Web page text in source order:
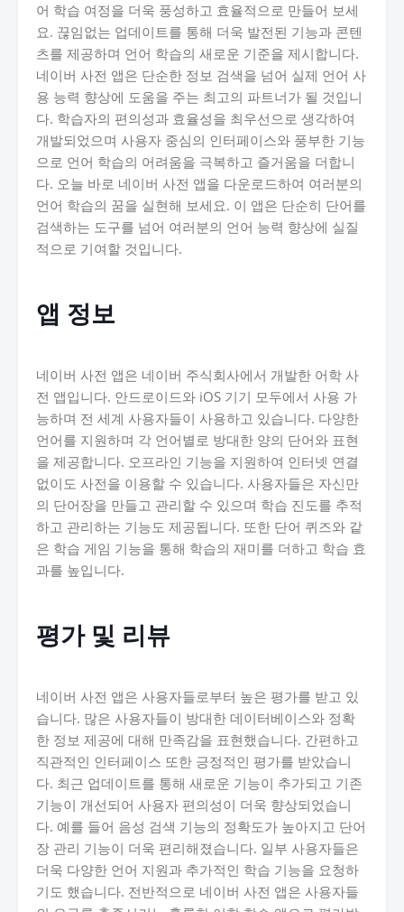
어 학습 여정을 더욱 풍성하고 효율적으로 만들어 보세
요. 끊임없는 업데이트를 통해 더욱 발전된 기능과 콘텐
츠를 제공하며 언어 학습의 새로운 기준을 제시합니다.
네이버 사전 앱은 단순한 정보 검색을 넘어 실제 언어 사
용 능력 향상에 도움을 주는 최고의 파트너가 될 것입니
다. 학습자의 편의성과 효율성을 최우선으로 생각하여
개발되었으며 사용자 중심의 인터페이스와 풍부한 기능
으로 언어 학습의 어려움을 극복하고 즐거움을 더합니
다. 오늘 바로 네이버 사전 앱을 다운로드하여 여러분의
언어 학습의 꿈을 실현해 보세요. 이 앱은 단순히 단어를
검색하는 도구를 넘어 여러분의 언어 능력 향상에 실질
적으로 기여할 것입니다.
앱 정보
네이버 사전 앱은 네이버 주식회사에서 개발한 어학 사
전 앱입니다. 안드로이드와 iOS 기기 모두에서 사용 가
능하며 전 세계 사용자들이 사용하고 있습니다. 다양한
언어를 지원하며 각 언어별로 방대한 양의 단어와 표현
을 제공합니다. 오프라인 기능을 지원하여 인터넷 연결
없이도 사전을 이용할 수 있습니다. 사용자들은 자신만
의 단어장을 만들고 관리할 수 있으며 학습 진도를 추적
하고 관리하는 기능도 제공됩니다. 또한 단어 퀴즈와 같
은 학습 게임 기능을 통해 학습의 재미를 더하고 학습 효
과를 높입니다.
평가 및 리뷰
네이버 사전 앱은 사용자들로부터 높은 평가를 받고 있
습니다. 많은 사용자들이 방대한 데이터베이스와 정확
한 정보 제공에 대해 만족감을 표현했습니다. 간편하고
직관적인 인터페이스 또한 긍정적인 평가를 받았습니
다. 최근 업데이트를 통해 새로운 기능이 추가되고 기존
기능이 개선되어 사용자 편의성이 더욱 향상되었습니
다. 예를 들어 음성 검색 기능의 정확도가 높아지고 단어
장 관리 기능이 더욱 편리해졌습니다. 일부 사용자들은
더욱 다양한 언어 지원과 추가적인 학습 기능을 요청하
기도 했습니다. 전반적으로 네이버 사전 앱은 사용자들